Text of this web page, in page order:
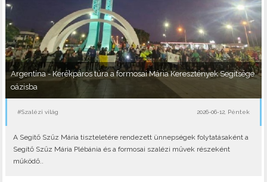
Argentína - Kerékpáros túra a formosai Mária Keresztények Segítsége
oázisba
#Szalézi világ 2026-06-12, Péntek
A Segítő Szűz Mária tiszteletére rendezett ünnepségek folytatásaként a
Segítő Szűz Mária Plébánia és a formosai szalézi művek részeként
működő..